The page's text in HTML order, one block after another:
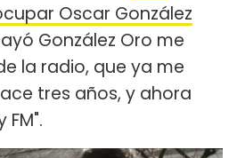
Oscar González
González Oro me
la radio, que ya me
tres años, y ahora